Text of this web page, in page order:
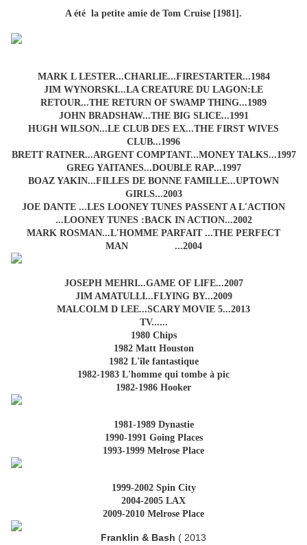
A été la petite amie de Tom Cruise [1981].
MARK L LESTER...CHARLIE...FIRESTARTER...1984
JIM WYNORSKI...LA CREATURE DU LAGON:LE
RETOUR...THE RETURN OF SWAMP THING...1989
JOHN BRADSHAW...THE BIG SLICE...1991
HUGH WILSON...LE CLUB DES EX...THE FIRST WIVES
CLUB...1996
BRETT RATNER...ARGENT COMPTANT...MONEY TALKS...1997
GREG YAITANES...DOUBLE RAP...1997
BOAZ YAKIN...FILLES DE BONNE FAMILLE...UPTOWN
GIRLS...2003
JOE DANTE ...LES LOONEY TUNES PASSENT A L'ACTION
...LOONEY TUNES :BACK IN ACTION...2002
MARK ROSMAN...L'HOMME PARFAIT ...THE PERFECT
MAN ...2004
JOSEPH MEHRI...GAME OF LIFE...2007
JIM AMATULLI...FLYING BY...2009
MALCOLM D LEE...SCARY MOVIE 5...2013
TV......
1980 Chips
1982 Matt Houston
1982 L'île fantastique
1982-1983 L'homme qui tombe à pic
1982-1986 Hooker
1981-1989 Dynastie
1990-1991 Going Places
1993-1999 Melrose Place
1999-2002 Spin City
2004-2005 LAX
2009-2010 Melrose Place
Franklin & Bash ( 2013